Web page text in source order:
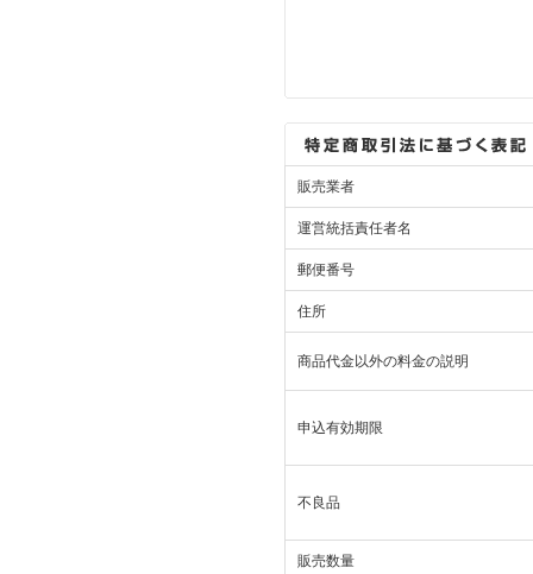
販売業者
運営統括責任者名
郵便番号
住所
商品代金以外の料金の説明
申込有効期限
不良品
販売数量